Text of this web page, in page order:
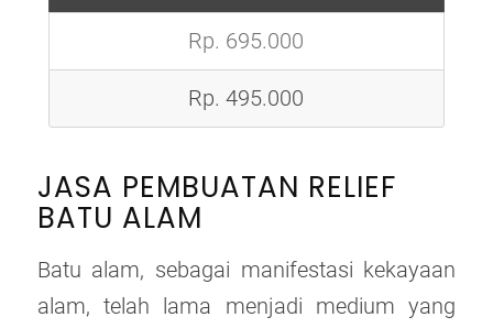
Rp. 695.000
Rp. 495.000
JASA PEMBUATAN RELIEF
BATU ALAM
Batu alam, sebagai manifestasi kekayaan
alam, telah lama menjadi medium yang